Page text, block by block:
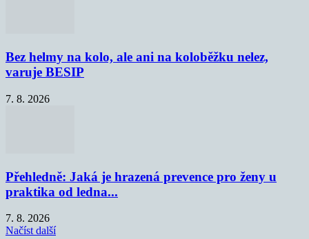
Bez helmy na kolo, ale ani na koloběžku nelez,
varuje BESIP
7. 8. 2026
Přehledně: Jaká je hrazená prevence pro ženy u
praktika od ledna...
7. 8. 2026
Načíst další